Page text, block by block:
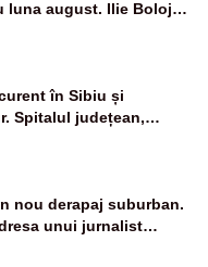
luna august. Ilie Bolojan
și posibile restricții –
în Sibiu și
Spitalul județean,
de telefonie, grav
nou derapaj suburban.
unui jurnalist